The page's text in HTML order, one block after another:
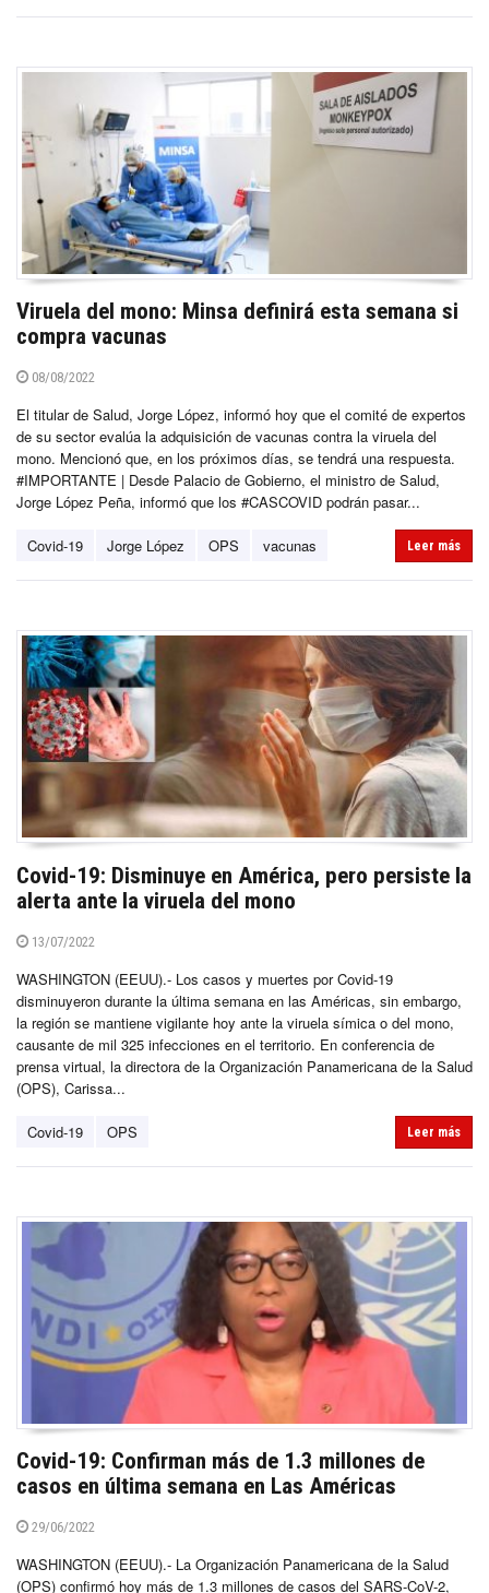
Viruela del mono: Minsa definirá esta semana si
compra vacunas
08/08/2022
El titular de Salud, Jorge López, informó hoy que el comité de expertos
de su sector evalúa la adquisición de vacunas contra la viruela del
mono. Mencionó que, en los próximos días, se tendrá una respuesta.
#IMPORTANTE | Desde Palacio de Gobierno, el ministro de Salud,
Jorge López Peña, informó que los #CASCOVID podrán pasar...
Covid-19 Jorge López OPS vacunas Leer más
Covid-19: Disminuye en América, pero persiste la
alerta ante la viruela del mono
13/07/2022
WASHINGTON (EEUU).- Los casos y muertes por Covid-19
disminuyeron durante la última semana en las Américas, sin embargo,
la región se mantiene vigilante hoy ante la viruela símica o del mono,
causante de mil 325 infecciones en el territorio. En conferencia de
prensa virtual, la directora de la Organización Panamericana de la Salud
(OPS), Carissa...
Covid-19 OPS Leer más
Covid-19: Confirman más de 1.3 millones de
casos en última semana en Las Américas
29/06/2022
WASHINGTON (EEUU).- La Organización Panamericana de la Salud
(OPS) confirmó hoy más de 1.3 millones de casos del SARS-CoV-2,